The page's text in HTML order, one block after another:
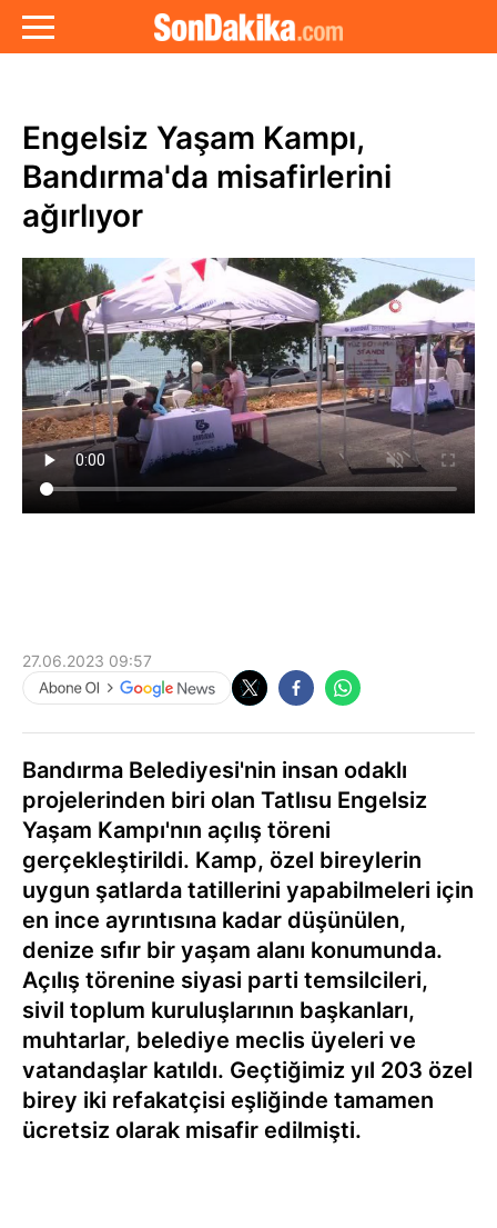
Engelsiz Yaşam Kampı,
Bandırma'da misafirlerini
ağırlıyor
27.06.2023 09:57
Bandırma Belediyesi'nin insan odaklı
projelerinden biri olan Tatlısu Engelsiz
Yaşam Kampı'nın açılış töreni
gerçekleştirildi. Kamp, özel bireylerin
uygun şatlarda tatillerini yapabilmeleri için
en ince ayrıntısına kadar düşünülen,
denize sıfır bir yaşam alanı konumunda.
Açılış törenine siyasi parti temsilcileri,
sivil toplum kuruluşlarının başkanları,
muhtarlar, belediye meclis üyeleri ve
vatandaşlar katıldı. Geçtiğimiz yıl 203 özel
birey iki refakatçisi eşliğinde tamamen
ücretsiz olarak misafir edilmişti.